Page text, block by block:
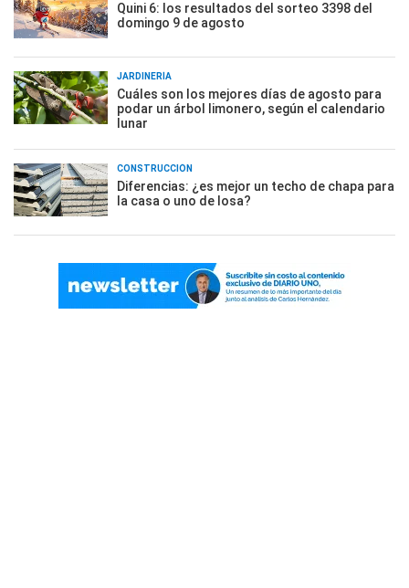
Quini 6: los resultados del sorteo 3398 del
domingo 9 de agosto
JARDINERÍA
Cuáles son los mejores días de agosto para
podar un árbol limonero, según el calendario
lunar
CONSTRUCCIÓN
Diferencias: ¿es mejor un techo de chapa para
la casa o uno de losa?